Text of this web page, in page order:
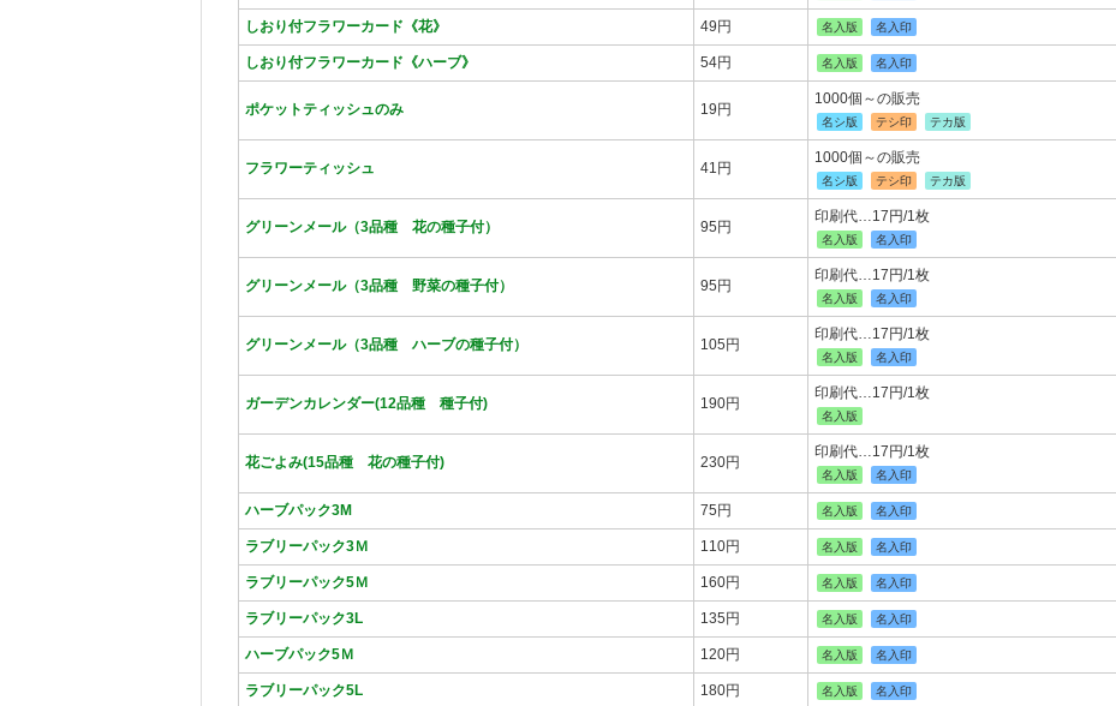
しおり付フラワーカード《花》 49円 名入版 名入印
しおり付フラワーカード《ハーブ》 54円 名入版 名入印
ポケットティッシュのみ 19円
1000個～の販売
名シ版 テシ印 テカ版
フラワーティッシュ 41円
1000個～の販売
名シ版 テシ印 テカ版
グリーンメール（3品種 花の種子付） 95円
印刷代…17円/1枚
名入版 名入印
グリーンメール（3品種 野菜の種子付） 95円
印刷代…17円/1枚
名入版 名入印
グリーンメール（3品種 ハーブの種子付） 105円
印刷代…17円/1枚
名入版 名入印
ガーデンカレンダー(12品種 種子付) 190円
印刷代…17円/1枚
名入版
花ごよみ(15品種 花の種子付) 230円
印刷代…17円/1枚
名入版 名入印
ハーブパック3M 75円 名入版 名入印
ラブリーパック3Ｍ 110円 名入版 名入印
ラブリーパック5Ｍ 160円 名入版 名入印
ラブリーパック3L 135円 名入版 名入印
ハーブパック5Ｍ 120円 名入版 名入印
ラブリーパック5L 180円 名入版 名入印